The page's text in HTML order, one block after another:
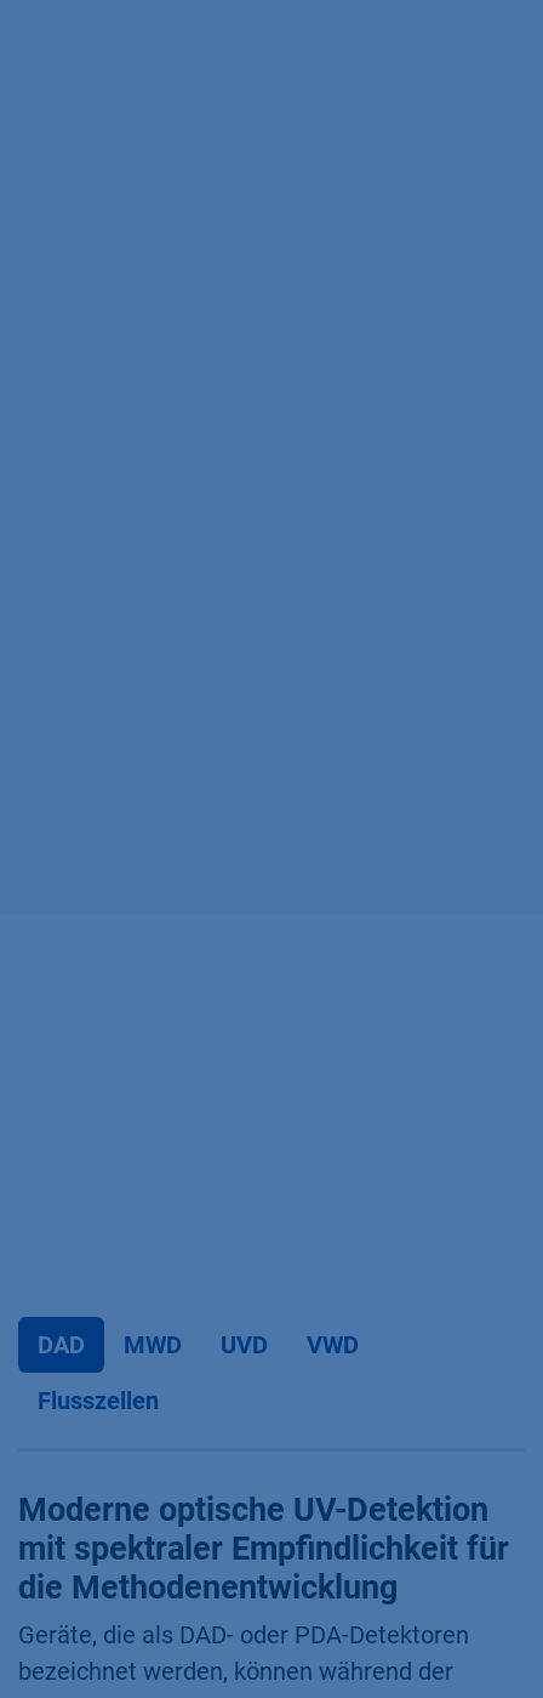
DAD MWD UVD
VWD
Flusszellen
Moderne optische UV-Detektion
mit spektraler Empfindlichkeit für
die Methodenentwicklung
Geräte, die als DAD- oder PDA-Detektoren
bezeichnet werden, können während der